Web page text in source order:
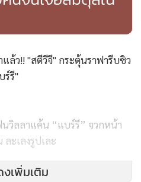
แล้ว!! "สตีวีจี" กระตุ้นราฟารีบซิว
ร์รี"
วิลลาแค้น “แบร์รี” จวกหน้า
ละเลงรูปเละ
เพิ่มเติม